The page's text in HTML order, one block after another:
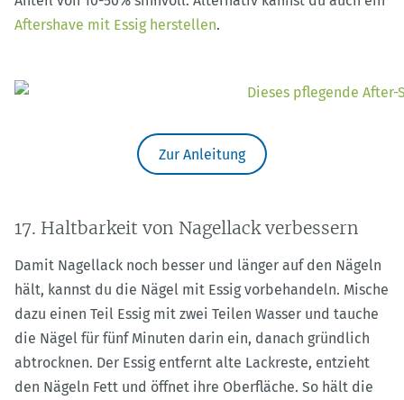
Aftershave mit Essig herstellen.
Zur Anleitung
17. Haltbarkeit von Nagellack verbessern
Damit Nagellack noch besser und länger auf den Nägeln
hält, kannst du die Nägel mit Essig vorbehandeln. Mische
dazu einen Teil Essig mit zwei Teilen Wasser und tauche
die Nägel für fünf Minuten darin ein, danach gründlich
abtrocknen. Der Essig entfernt alte Lackreste, entzieht
den Nägeln Fett und öffnet ihre Oberfläche. So hält die